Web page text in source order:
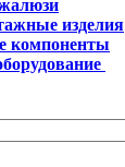
изделия
компоненты